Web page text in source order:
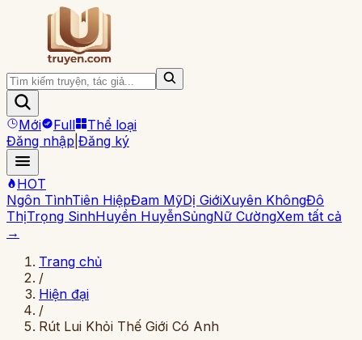
Mới Full
Thể loại
Đăng nhập Đăng ký
HOT
Ngôn TìnhTiên HiệpĐam MỹDị GiớiXuyên KhôngĐô
ThịTrọng SinhHuyền HuyễnSủngNữ CườngXem tất cả
→
Trang chủ
/
Hiện đại
/
Rút Lui Khỏi Thế Giới Có Anh